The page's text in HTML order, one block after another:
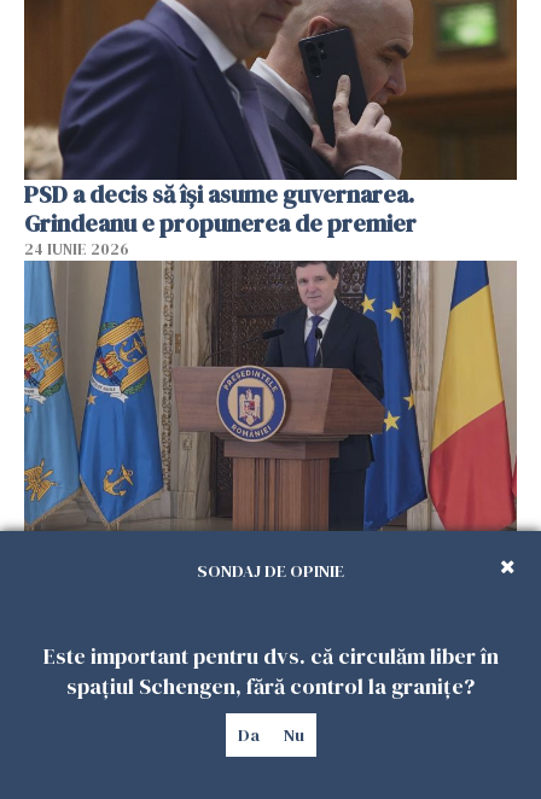
PSD a decis să îşi asume guvernarea.
Grindeanu e propunerea de premier
24 IUNIE 2026
Consultări la Cotroceni. Nicuşor Dan spune că
pare să se contureze varianta un guvern
SONDAJ DE OPINIE
Este important pentru dvs. că circulăm liber în
spațiul Schengen, fără control la granițe?
Da Nu